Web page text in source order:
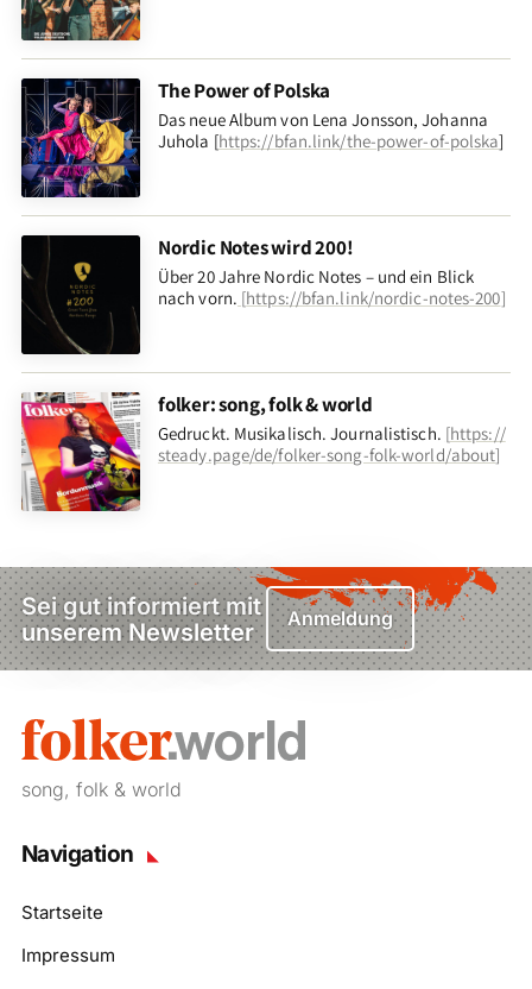
The Power of Polska
Das neue Album von Lena Jonsson, Johanna
Juhola [https://bfan.link/the-power-of-polska]
Nordic Notes wird 200!
Über 20 Jahre Nordic Notes – und ein Blick
nach vorn. [https://bfan.link/nordic-notes-200]
folker: song, folk & world
Gedruckt. Musikalisch. Journalistisch. [https://
steady.page/de/folker-song-folk-world/about]
Sei gut informiert mit
unserem Newsletter
Anmeldung
song, folk & world
Navigation
Startseite
Impressum